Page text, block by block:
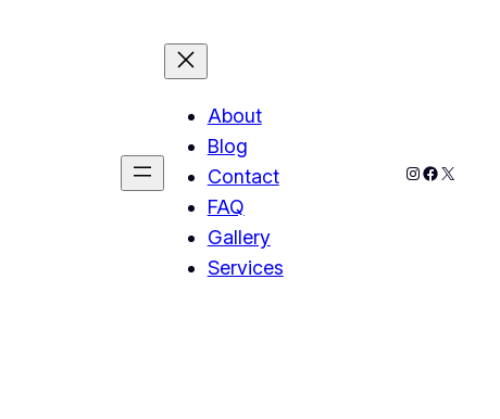
About
Blog
Contact
FAQ
Gallery
Services
Instagram
X